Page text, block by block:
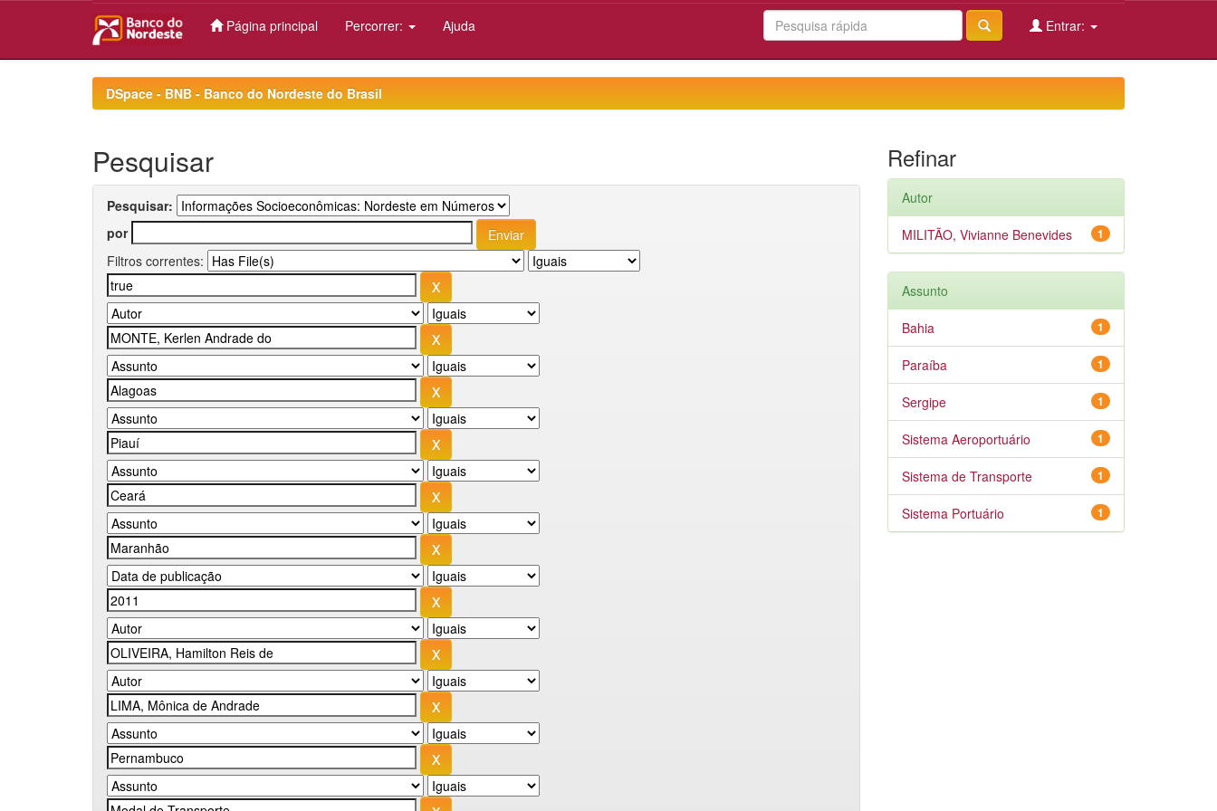
Página principal Percorrer: Ajuda Entrar:
DSpace - BNB - Banco do Nordeste do Brasil
Pesquisar
Pesquisar:
por
Filtros correntes:
Refinar
Autor
1
MILITÃO, Vivianne Benevides
Assunto
1
Bahia
1
Paraíba
1
Sergipe
1
Sistema Aeroportuário
1
Sistema de Transporte
1
Sistema Portuário